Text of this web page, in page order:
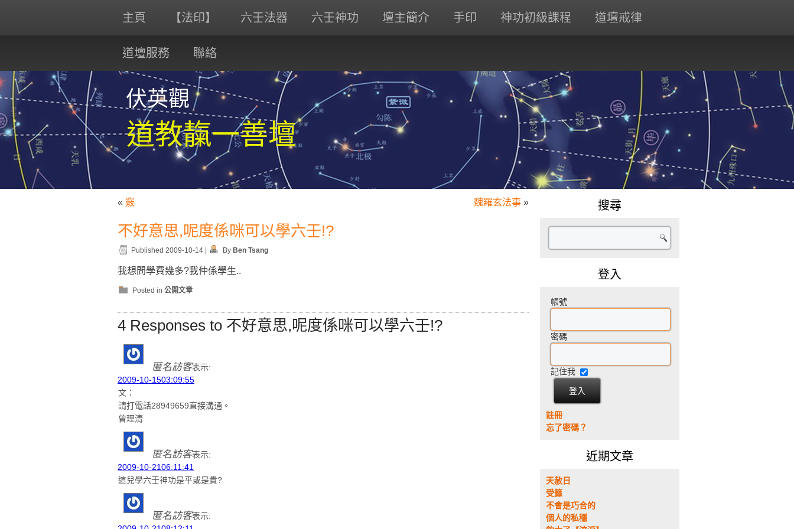
主頁 【法印】 六壬法器 六壬神功 壇主簡介 手印 神功初級課程 道壇戒律
道壇服務 聯絡
道教靝一善壇
伏英觀
« 竅 魏羅玄法事 »
不好意思,呢度係咪可以學六壬!?
Published 2009-10-14 By Ben Tsang
我想問學費幾多?我仲係學生..
Posted in 公開文章
4 Responses to 不好意思,呢度係咪可以學六壬!?
匿名訪客表示:
2009-10-1503:09:55
文：
請打電話28949659直接溝通。
曾理清
匿名訪客表示:
2009-10-2106:11:41
這兒學六壬神功是平或是貴?
匿名訪客表示:
搜尋
登入
帳號
密碼
記住我
註冊
忘了密碼？
近期文章
天赦日
受籙
不會是巧合的
個人的私穩